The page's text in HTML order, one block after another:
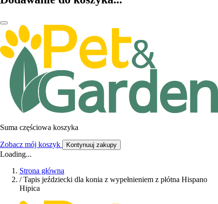
Suma częściowa koszyka
Zobacz mój koszyk Kontynuuj zakupy
Loading...
Strona główna
/ Tapis jeździecki dla konia z wypełnieniem z płótna Hispano
Hipica